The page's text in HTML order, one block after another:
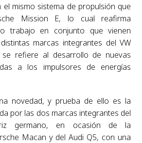
mismo sistema de propulsión que
Mission E, lo cual reafirma
trabajo en conjunto que vienen
marcas integrantes del VW
refiere al desarrollo de nuevas
a los impulsores de energías
novedad, y prueba de ello es la
por las dos marcas integrantes del
germano, en ocasión de la
Macan y del Audi Q5, con una